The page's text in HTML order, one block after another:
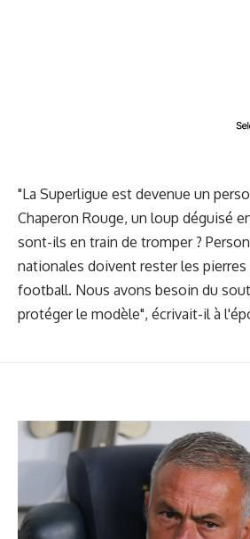
"La Superligue est devenue un
Chaperon Rouge, un loup déguisé
sont-ils en train de tromper ?
nationales doivent rester les pierres
football. Nous avons besoin du
protéger le modèle", écrivait-il à